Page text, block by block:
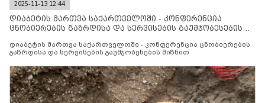
2025-11-13 12:44
დიაბეტის მართვა საქართველოში - კონფერენცია
ცნობიერების გაზრდისა და სერვისების გაუმჯობესების
დიაბეტის მართვა საქართველოში - კონფერენცია ცნობიერების
გაზრდისა და სერვისების გაუმჯობესების მიზნით